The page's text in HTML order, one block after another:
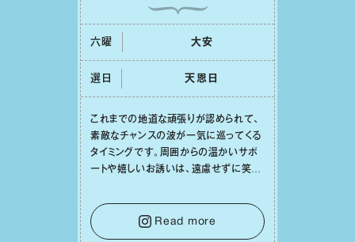
六曜 ⼤安
選日 天恩⽇
これまでの地道な頑張りが認められて、
素敵なチャンスの波が⼀気に巡ってくる
タイミングです。周囲からの温かいサポ
ートや嬉しいお誘いは、遠慮せずに笑顔
せになっていくイメージを持って⼀歩を
踏み出して。⼀⼈⼀⼈の良いところが混
ざり合い、ハッピーな未来が形作られて
Read more